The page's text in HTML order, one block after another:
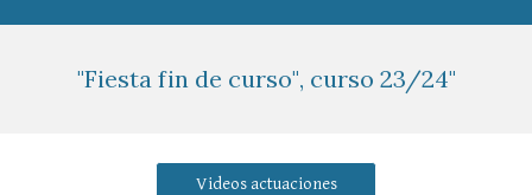
"Fiesta fin de curso", curso 23/24"
Videos actuaciones